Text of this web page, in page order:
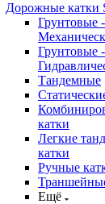
Дорожные катки
Грунтовые -
Грунтовые -
Тандемные
катки
Легкие
катки
Ручные
Ещё